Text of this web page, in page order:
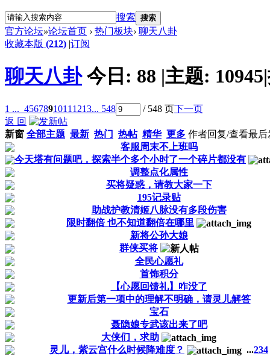
搜索 搜索
官方论坛»论坛首页 › 热门板块› 聊天八卦
收藏本版 (212) |订阅
聊天八卦 今日: 88 |主题: 10945|
1 ... 4567891011 1213... 548 / 548 页下一页
返 回
新窗 全部主题 最新 热门 热帖 精华 更多 作者回复/查看最后
客服周末不上班吗
今天塔有问题吧，探索半个多个小时了一个碎片都没有
调整点化属性
买将疑惑，请教大家一下
195记录贴
助战护教清姬八脉没有多段伤害
限时翻倍 也不知道翻倍在哪里
新将公孙大娘
群侠买将
全民心愿礼
首饰积分
【心愿回馈礼】咋没了
更新后第一项中的理解不明确，请灵儿解答
宝石
聂隐娘专武该出来了吧
大侠们，求助
灵儿，紫云宫什么时候降难度？
...234